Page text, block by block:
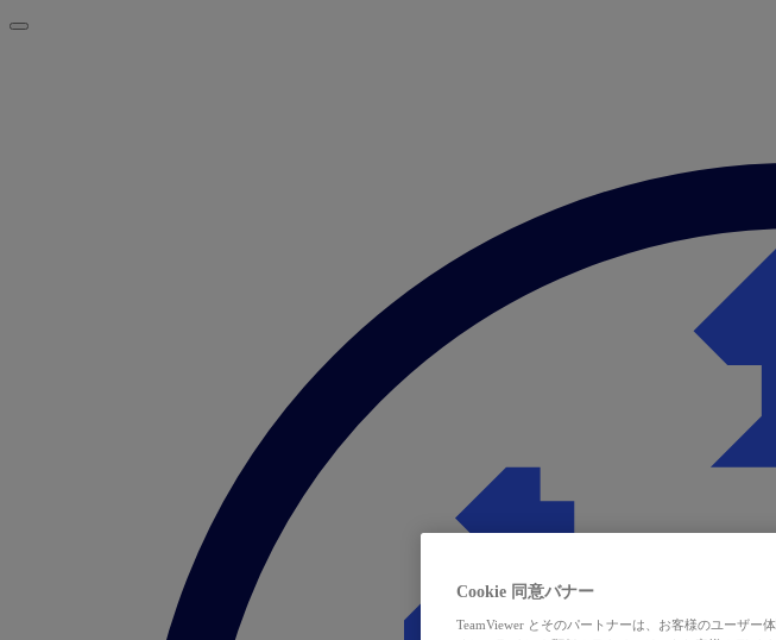
Cookie 同意バナー
TeamViewer とそのパートナーは、お客様のユーザー